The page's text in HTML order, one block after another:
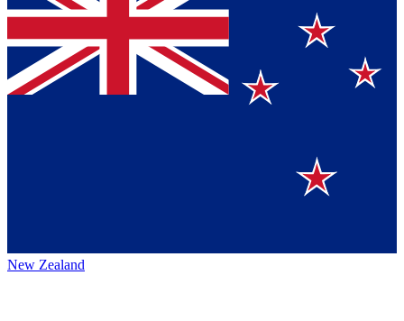
New Zealand